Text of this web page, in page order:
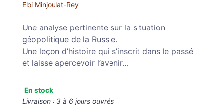
Eloi Minjoulat-Rey
Une analyse pertinente sur la situation
géopolitique de la Russie.
Une leçon d’histoire qui s’inscrit dans le passé
et laisse apercevoir l’avenir…
En stock
Livraison : 3 à 6 jours ouvrés